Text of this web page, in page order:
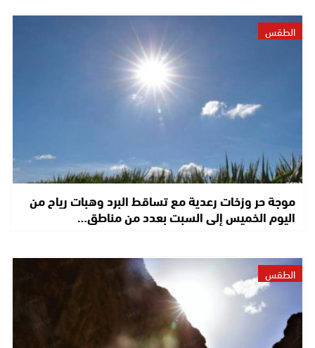
الطقس
موجة حر وزخات رعدية مع تساقط البرد وهبات رياح من
اليوم الخميس إلى السبت بعدد من مناطق…
الطقس